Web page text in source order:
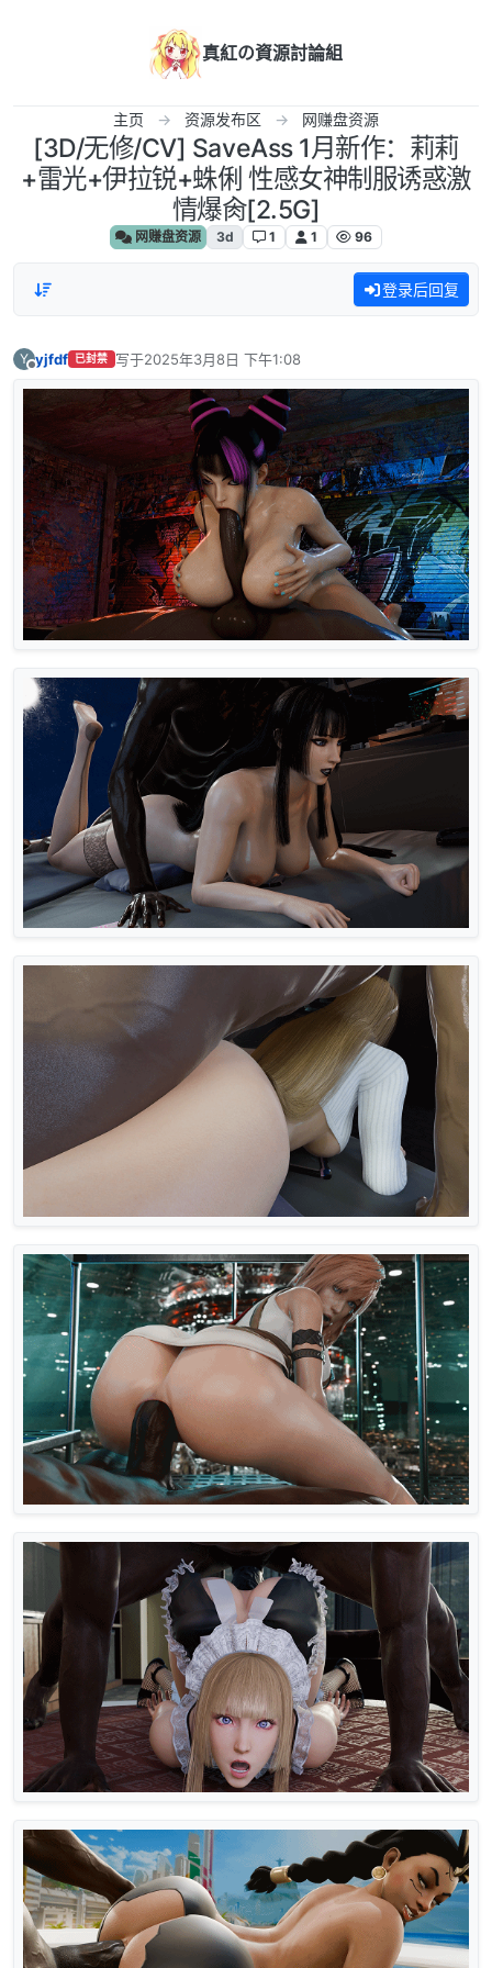
真紅の資源討論組
主页 资源发布区 网赚盘资源
[3D/无修/CV] SaveAss 1月新作：莉莉
+雷光+伊拉锐+蛛俐 性感女神制服诱惑激
情爆肏[2.5G]
网赚盘资源 3d 1 1 96
登录后回复
Y yjfdf 已封禁 写于2025年3月8日 下午1:08
最后由 编辑